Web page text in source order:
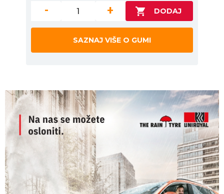
- +
SAZNAJ VIŠE O GUMI